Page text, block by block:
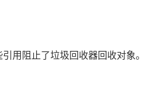
用阻止了垃圾回收器回收对象。